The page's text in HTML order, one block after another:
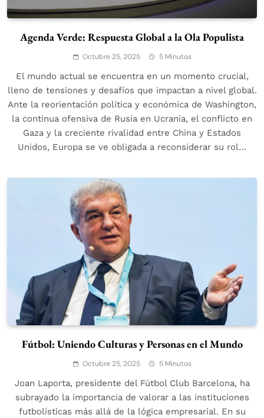
Agenda Verde: Respuesta Global a la Ola Populista
Octubre 25, 2025 5 Minutos
El mundo actual se encuentra en un momento crucial,
lleno de tensiones y desafíos que impactan a nivel global.
Ante la reorientación política y económica de Washington,
la continua ofensiva de Rusia en Ucrania, el conflicto en
Gaza y la creciente rivalidad entre China y Estados
Unidos, Europa se ve obligada a reconsiderar su rol…
Fútbol: Uniendo Culturas y Personas en el Mundo
Octubre 25, 2025 5 Minutos
Joan Laporta, presidente del Fútbol Club Barcelona, ha
subrayado la importancia de valorar a las instituciones
futbolísticas más allá de la lógica empresarial. En su